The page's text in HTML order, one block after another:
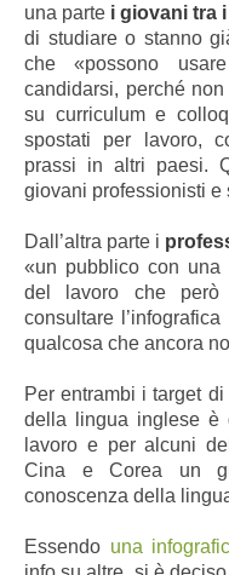
una parte i giovani tra
di studiare o stanno
che «possono
candidarsi, perché
su curriculum e
spostati per lavoro,
prassi in altri paesi.
giovani professionisti e
Dall’altra parte i
«un pubblico con una
del lavoro che però
consultare
qualcosa che ancora
Per entrambi i target
della lingua inglese è
lavoro e per alcuni
Cina e Corea un
conoscenza della
Essendo una